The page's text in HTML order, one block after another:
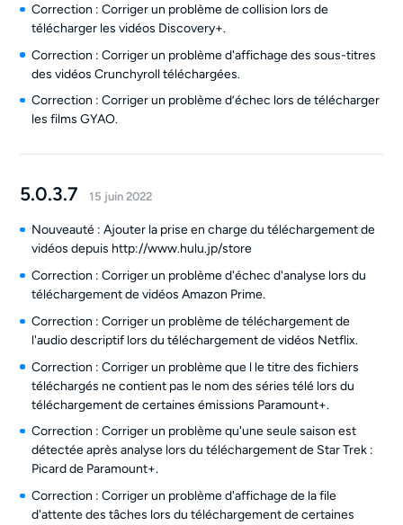
Correction : Corriger un problème de collision lors de
télécharger les vidéos Discovery+.
Correction : Corriger un problème d'affichage des sous-titres
des vidéos Crunchyroll téléchargées.
Correction : Corriger un problème d’échec lors de télécharger
les films GYAO.
5.0.3.7 15 juin 2022
Nouveauté : Ajouter la prise en charge du téléchargement de
vidéos depuis http://www.hulu.jp/store
Correction : Corriger un problème d'échec d'analyse lors du
téléchargement de vidéos Amazon Prime.
Correction : Corriger un problème de téléchargement de
l'audio descriptif lors du téléchargement de vidéos Netflix.
Correction : Corriger un problème que l le titre des fichiers
téléchargés ne contient pas le nom des séries télé lors du
téléchargement de certaines émissions Paramount+.
Correction : Corriger un problème qu'une seule saison est
détectée après analyse lors du téléchargement de Star Trek :
Picard de Paramount+.
Correction : Corriger un problème d'affichage de la file
d'attente des tâches lors du téléchargement de certaines